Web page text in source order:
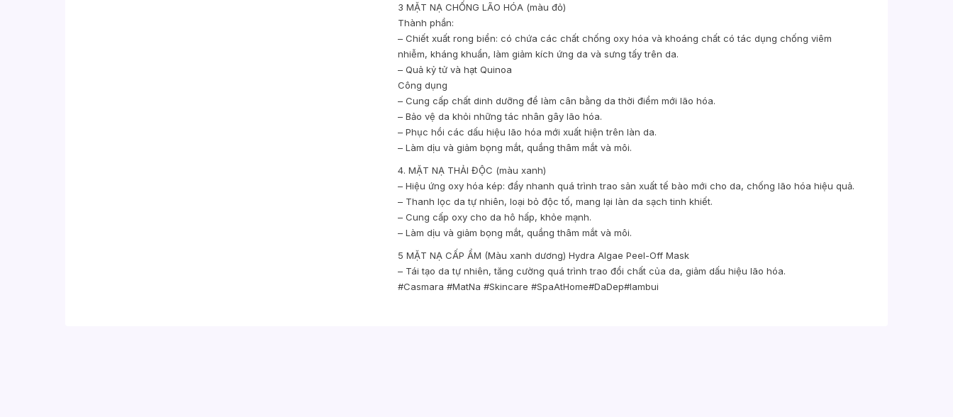
3 MẶT NẠ CHỐNG LÃO HÓA (màu đỏ)
Thành phần:
– Chiết xuất rong biển: có chứa các chất chống oxy hóa và khoáng chất có tác dụng chống viêm
nhiễm, kháng khuẩn, làm giảm kích ứng da và sưng tấy trên da.
– Quả kỷ tử và hạt Quinoa
Công dụng
– Cung cấp chất dinh dưỡng để làm cân bằng da thời điểm mới lão hóa.
– Bảo vệ da khỏi những tác nhân gây lão hóa.
– Phục hồi các dấu hiệu lão hóa mới xuất hiện trên làn da.
– Làm dịu và giảm bọng mắt, quầng thâm mắt và môi.
4. MẶT NẠ THẢI ĐỘC (màu xanh)
– Hiệu ứng oxy hóa kép: đẩy nhanh quá trình trao sản xuất tế bào mới cho da, chống lão hóa hiệu quả.
– Thanh lọc da tự nhiên, loại bỏ độc tố, mang lại làn da sạch tinh khiết.
– Cung cấp oxy cho da hô hấp, khỏe mạnh.
– Làm dịu và giảm bọng mắt, quầng thâm mắt và môi.
5 MẶT NẠ CẤP ẨM (Màu xanh dương) Hydra Algae Peel-Off Mask
– Tái tạo da tự nhiên, tăng cường quá trình trao đổi chất của da, giảm dấu hiệu lão hóa.
#Casmara #MatNa #Skincare #SpaAtHome#DaDep#lambui